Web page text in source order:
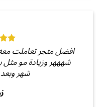
افضل متجر تعاملت معه، قالوا
شهههر وزيادة مو مثل باقي
شهر وبعد ٣ ايام ينتهي